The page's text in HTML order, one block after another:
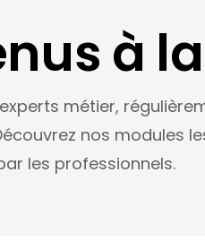
à
métier,
nos modules
les professionnels.